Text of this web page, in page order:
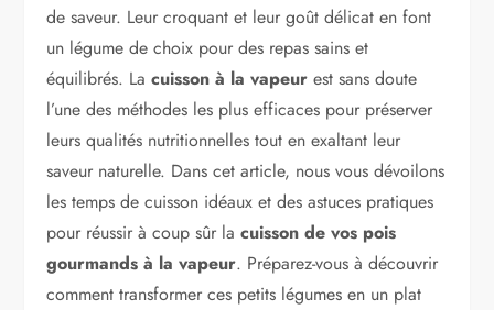
de saveur. Leur croquant et leur goût délicat en font
un légume de choix pour des repas sains et
équilibrés. Lacuisson à la vapeur est sans doute
l’une des méthodes les plus efficaces pour préserver
leurs qualités nutritionnelles tout en exaltant leur
saveur naturelle. Dans cet article, nous vous dévoilons
les temps de cuisson idéaux et des astuces pratiques
pour réussir à coup sûr lacuisson de vos pois
gourmands à la vapeur. Préparez-vous à découvrir
comment transformer ces petits légumes en un plat